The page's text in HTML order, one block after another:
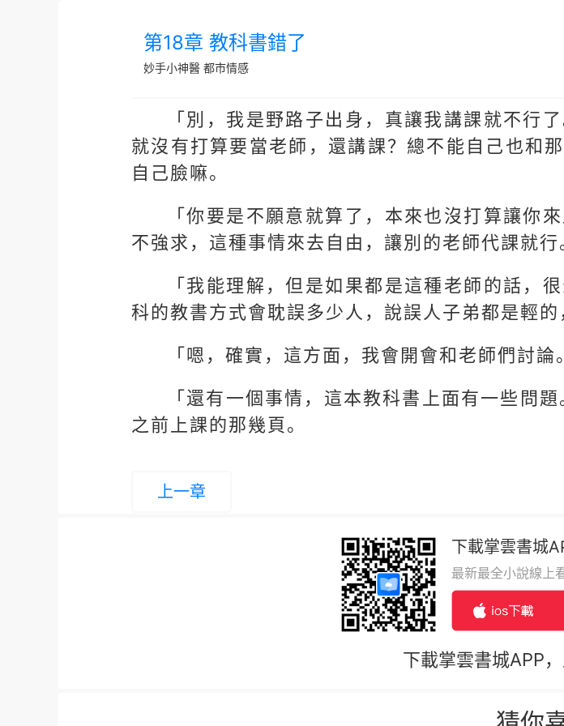
第18章 教科書錯了
妙手小神醫 都市情感
「別，我是野路子出身，真讓我講課就不行
就沒有打算要當老師，還講課？總不能自己也和
自己臉嘛。
「你要是不願意就算了，本來也沒打算讓你
不強求，這種事情來去自由，讓別的老師代課就行
「我能理解，但是如果都是這種老師的話，
科的教書方式會耽誤多少人，說誤人子弟都是輕的
「嗯，確實，這方面，我會開會和老師們討論
「還有一個事情，這本教科書上面有一些問
之前上課的那幾頁。
上一章
下載掌雲書城
最新最全小說線上
下載掌雲書城APP